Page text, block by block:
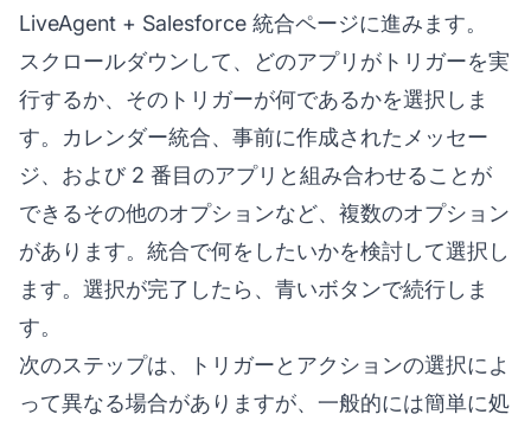
LiveAgent + Salesforce 統合ページに進みます。
スクロールダウンして、どのアプリがトリガーを実
行するか、そのトリガーが何であるかを選択しま
す。カレンダー統合、事前に作成されたメッセー
ジ、および 2 番目のアプリと組み合わせることが
できるその他のオプションなど、複数のオプション
があります。統合で何をしたいかを検討して選択し
ます。選択が完了したら、青いボタンで続行しま
す。
次のステップは、トリガーとアクションの選択によ
って異なる場合がありますが、一般的には簡単に処